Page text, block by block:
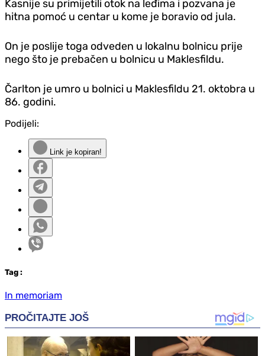
Kasnije su primijetili otok na leđima i pozvana je
hitna pomoć u centar u kome je boravio od jula.
On je poslije toga odveden u lokalnu bolnicu prije
nego što je prebačen u bolnicu u Maklesfildu.
Čarlton je umro u bolnici u Maklesfildu 21. oktobra u
86. godini.
Podijeli:
Link je kopiran!
Tag :
In memoriam